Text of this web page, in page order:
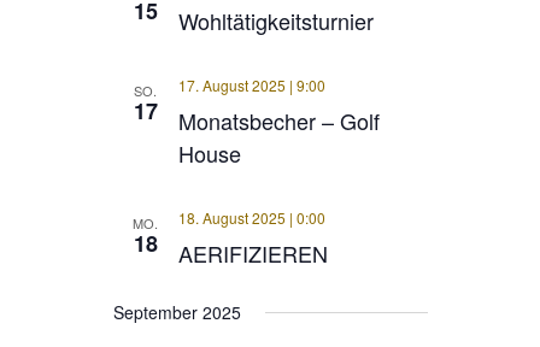
15 Wohltätigkeitsturnier
SO.
17
Monatsbecher – Golf
House
17. August 2025 | 9:00
MO.
18 AERIFIZIEREN
18. August 2025 | 0:00
September 2025